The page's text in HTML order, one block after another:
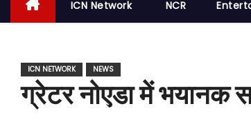
ICN Network NCR
ICN NETWORK NEWS
ग्रेटर नोएडा में भयानक